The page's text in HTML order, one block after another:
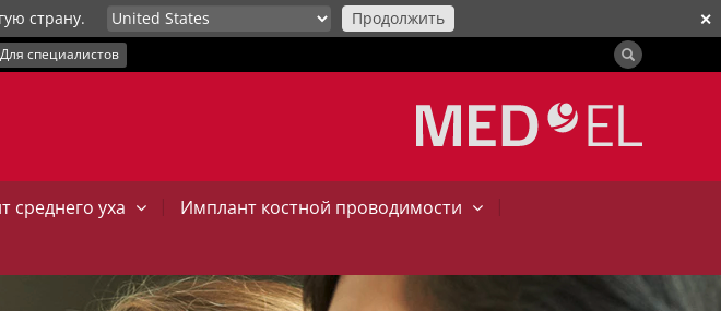
✕
страну. Продолжить
Для специалистов
среднего уха | Имплант костной проводимости
|